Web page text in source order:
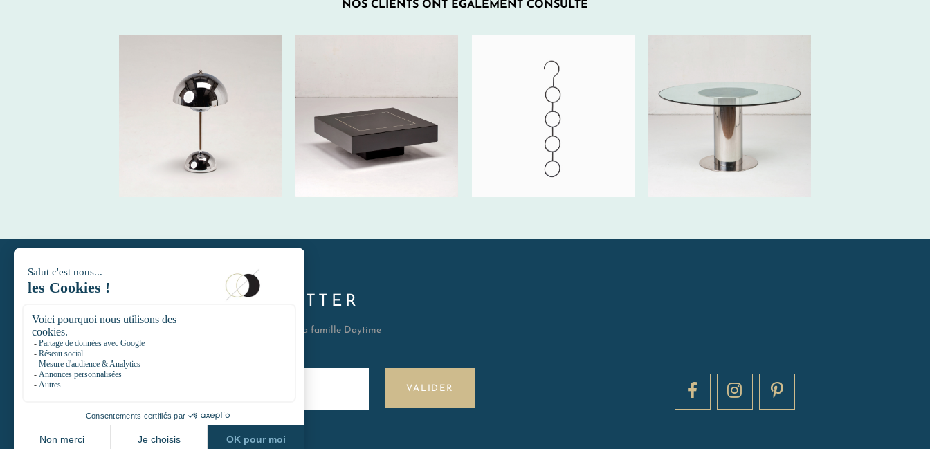
NOS CLIENTS ONT ÉGALEMENT CONSULTÉ
240€
HT/SEM.
3€ HT/SEM. 350€ HT/SEM.
DAYTIMELETTER
Restons en contact et rejoignez la famille Daytime
VALIDER